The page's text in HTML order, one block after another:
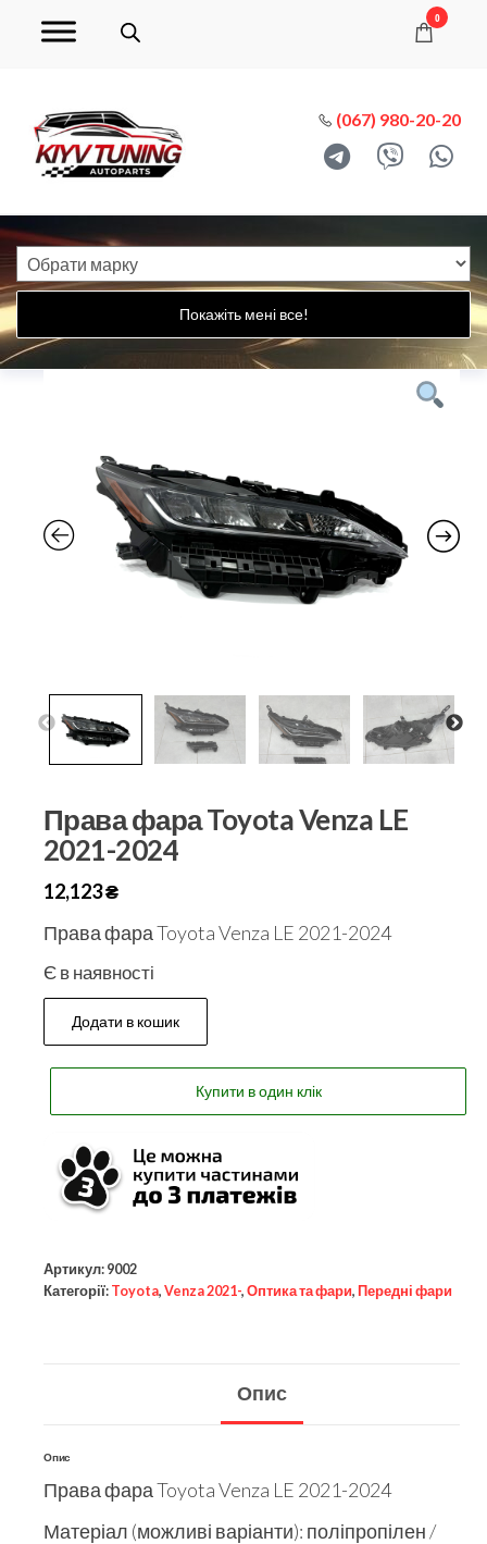
0
(067) 980-20-20
Покажіть мені все!
Права фара Toyota Venza LE
2021-2024
12,123₴
Права фара Toyota Venza LE 2021-2024
Є в наявності
Додати в кошик
Купити в один клік
Артикул: 9002
Категорії: Toyota, Venza 2021-, Оптика та фари, Передні фари
Опис
Опис
Права фара Toyota Venza LE 2021-2024
Матеріал (можливі варіанти): поліпропілен /